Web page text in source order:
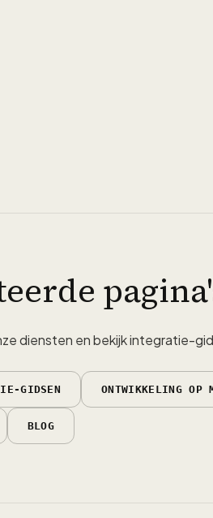
diensten en bekijk integratie-
GIDSEN ONTWIKKELING OP
BLOG